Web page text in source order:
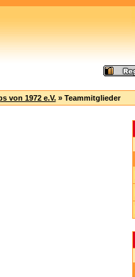
von 1972 e.V.» Teammitglieder